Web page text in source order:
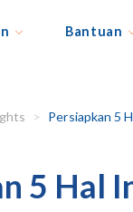
Bantuan
Persiapkan 5 Hal
5 Hal